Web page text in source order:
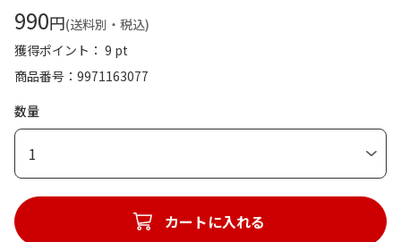
990円(送料別・税込)
獲得ポイント： 9 pt
商品番号
9971163077
数量
1
カートに入れる